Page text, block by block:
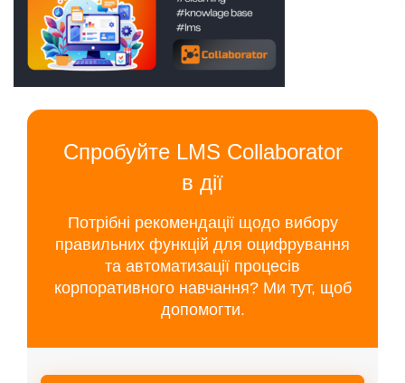
Спробуйте LMS Collaborator
в дії
Потрібні рекомендації щодо вибору
правильних функцій для оцифрування
та автоматизації процесів
корпоративного навчання? Ми тут, щоб
допомогти.